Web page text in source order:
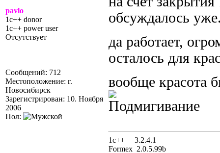
pavlo
1c++ donor
1c++ power user
Отсутствует
Сообщений: 712
Местоположение: г.
Новосибирск
Зарегистрирован: 10. Ноября
2006
Пол:
обсуждалось
да работает,
осталось для
вообще красота
1с++ 3.2.4.1
Formex 2.0.5.99b